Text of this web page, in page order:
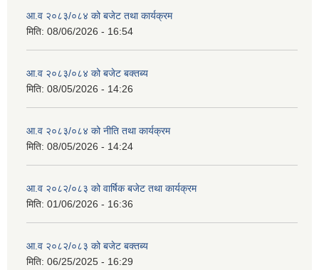
आ.व २०८३/०८४ को बजेट तथा कार्यक्रम
मिति: 08/06/2026 - 16:54
आ.व २०८३/०८४ को बजेट बक्तब्य
मिति: 08/05/2026 - 14:26
आ.व २०८३/०८४ को नीति तथा कार्यक्रम
मिति: 08/05/2026 - 14:24
आ.व २०८२/०८३ को वार्षिक बजेट तथा कार्यक्रम
मिति: 01/06/2026 - 16:36
आ.व २०८२/०८३ को बजेट बक्तब्य
मिति: 06/25/2025 - 16:29